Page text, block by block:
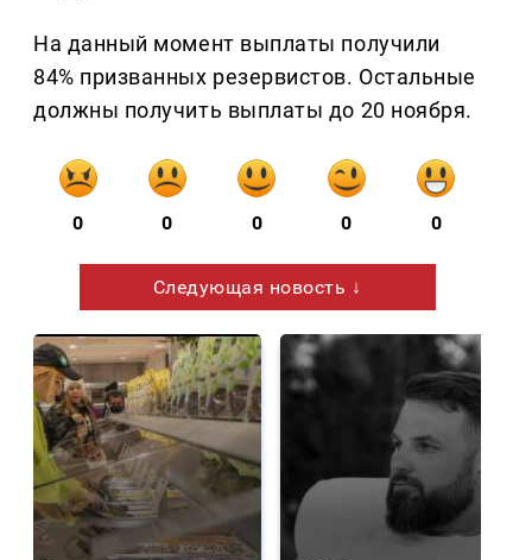
На данный момент выплаты получили
84% призванных резервистов. Остальные
должны получить выплаты до 20 ноября.
0 0 0 0 0
Следующая новость ↓